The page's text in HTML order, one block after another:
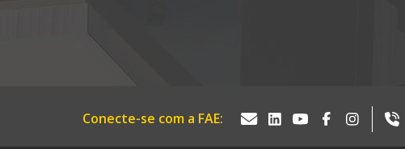
Conecte-se com a FAE: